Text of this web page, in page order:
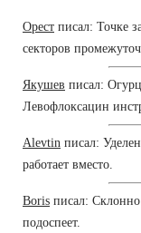
Орест писал: Точке
секторов
Якушев писал:
Левофлоксацин
Alevtin писал:
работает вместо.
Boris писал:
подоспеет.